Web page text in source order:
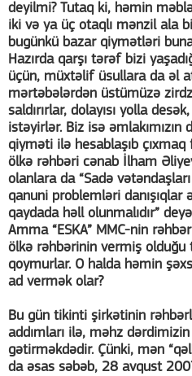
deyilmi? Tutaq ki, həmin
iki və ya üç otaqlı mənzil ala
bugünkü bazar qiymətləri
Hazırda qarşı tərəf bizi
üçün, müxtəlif üsullara da əl
mərtəbələrdən üstümüzə
saldırırlar, dolayısı yolla
istəyirlər. Biz isə
qiyməti ilə hesablaşıb
ölkə rəhbəri cənab İlham
olanlara da “Sadə
qanuni problemləri danışıqlar
qaydada həll olunmalıdır”
Amma “ESKA” MMC-nin
ölkə rəhbərinin vermiş olduğu
qoymurlar. O halda həmin
ad vermək olar?
Bu gün tikinti şirkətinin
addımları ilə, məhz
gətirməkdədir. Çünki, mən
da əsas səbəb, 28 avqust